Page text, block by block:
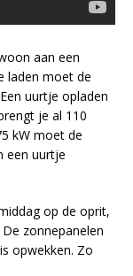
aan een
laden moet de
uurtje opladen
je al 110
kW moet de
een uurtje
op de oprit,
zonnepanelen
opwekken. Zo